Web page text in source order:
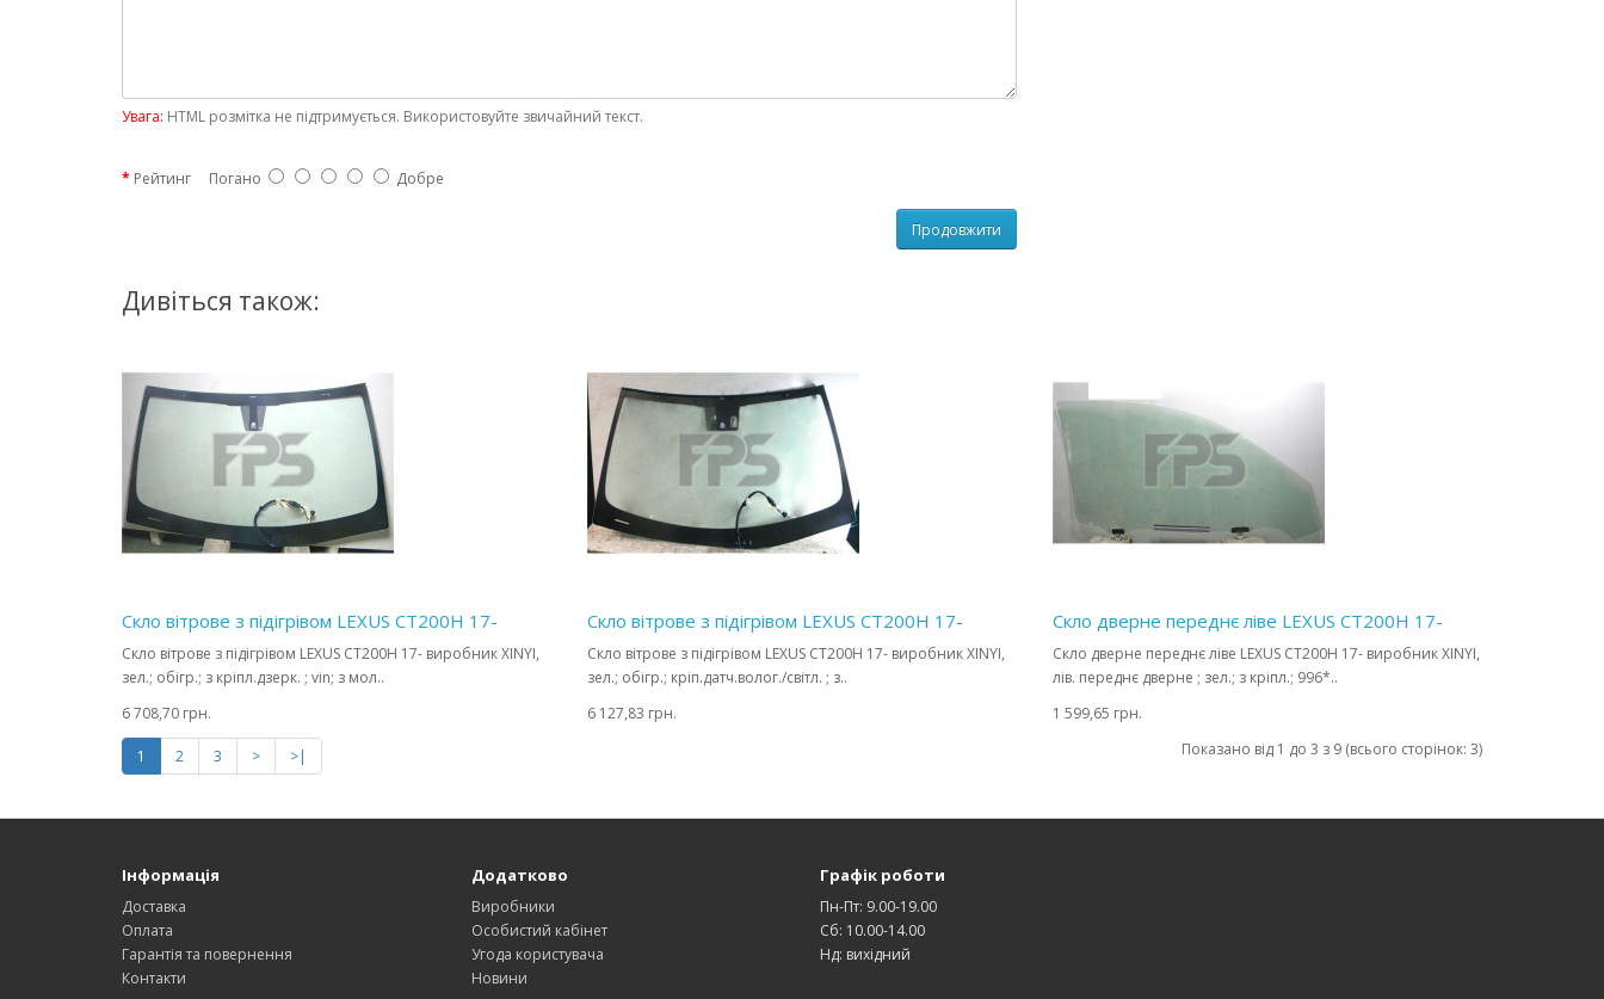
Увага: HTML розмітка не підтримується. Використовуйте звичайний текст.
Рейтинг Погано Добре
Продовжити
Дивіться також:
Скло вітрове з підігрівом LEXUS CT200H 17-
Скло вітрове з підігрівом LEXUS CT200H 17- виробник XINYI,
зел.; обігр.; з кріпл.дзерк. ; vin; з мол..
6 708,70 грн.
Скло вітрове з підігрівом LEXUS CT200H 17-
Скло вітрове з підігрівом LEXUS CT200H 17- виробник XINYI,
зел.; обігр.; кріп.датч.волог./світл. ; з..
6 127,83 грн.
Скло дверне переднє ліве LEXUS CT200H 17-
Скло дверне переднє ліве LEXUS CT200H 17- виробник XINYI,
лів. переднє дверне ; зел.; з кріпл.; 996*..
1 599,65 грн.
1 2 3 > >| Показано від 1 до 3 з 9 (всього сторінок: 3)
Інформація
Доставка
Оплата
Гарантія та повернення
Контакти
Додатково
Виробники
Особистий кабінет
Угода користувача
Новини
Графік роботи
Пн-Пт: 9.00-19.00
Сб: 10.00-14.00
Нд: вихідний